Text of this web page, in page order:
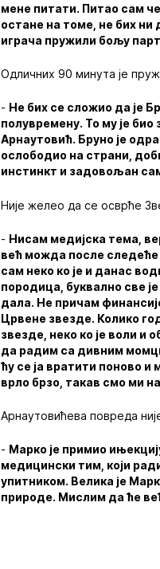
мене питати. Питао сам
остане на томе, не бих
играча пружили бољу
Одличних 90 минута је
- Не бих се сложио да је
полувремену. То му је
Арнаутовић. Бруно је
ослободио на страни,
инстинкт и задовољан
Није желео да се осврће
- Нисам медијска тема,
већ можда после следеће
сам неко ко је и данас
породица, буквално све
дала. Не причам
Црвене звезде. Колико
звезде, неко ко је воли и
да радим са дивним
ћу се ја вратити поново
врло брзо, такав смо ми
Арнаутовићева повреда
- Марко је примио
медицински тим, који
упитником. Велика је
природе. Мислим да ће